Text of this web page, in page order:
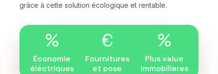
grâce à cette solution écologique et rentable.
%
Économie
éléctriques
€
Fournitures
et pose
%
Plus value
Immobilieres